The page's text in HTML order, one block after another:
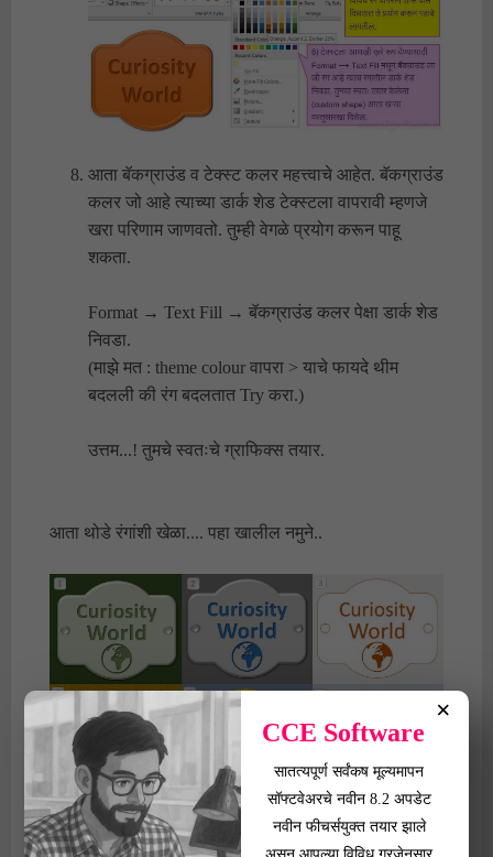
आता बॅकग्राउंड व टेक्स्ट कलर महत्त्वाचे आहेत. बॅकग्राउंड
कलर जो आहे त्याच्या डार्क शेड टेक्स्टला वापरावी म्हणजे
खरा परिणाम जाणवतो. तुम्ही वेगळे प्रयोग करून पाहू
शकता.
Format → Text Fill → बॅकग्राउंड कलर पेक्षा डार्क शेड
निवडा.
(माझे मत : theme colour वापरा > याचे फायदे थीम
बदलली की रंग बदलतात Try करा.)
उत्तम...! तुमचे स्वतःचे ग्राफिक्स तयार.
आता थोडे रंगांशी खेळा.... पहा खालील नमुने..
असे प्रयोग मी CorelDraw मधे करत होतो. तेच पावरपॉइंट मध्ये
×
CCE Software
सातत्यपूर्ण सर्वंकष मूल्यमापन
सॉफ्टवेअरचे नवीन 8.2 अपडेट
नवीन फीचर्सयुक्त तयार झाले